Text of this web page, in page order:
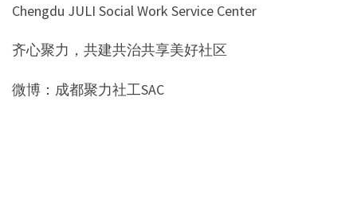
Chengdu JULI Social Work Service Center
齐心聚力，共建共治共享美好社区
微博：成都聚力社工SAC